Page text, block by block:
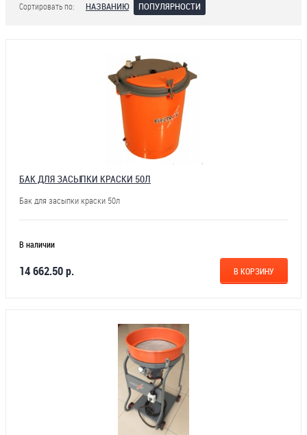
Сортировать по: НАЗВАНИЮ ПОПУЛЯРНОСТИ
БАК ДЛЯ ЗАСЫПКИ КРАСКИ 50Л
Бак для засыпки краски 50л
В наличии
14 662.50 р. В КОРЗИНУ